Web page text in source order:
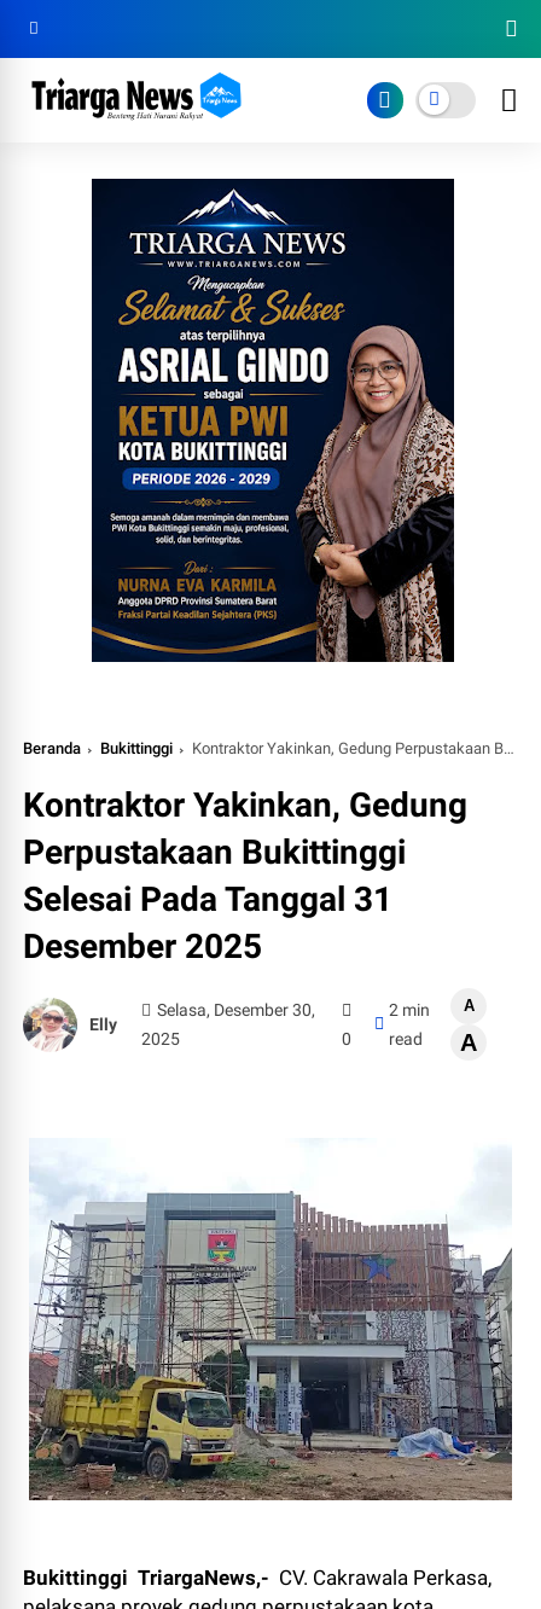
Beranda Bukittinggi Kontraktor Yakinkan, Gedung Perpustakaan Bukittinggi Selesai Pada Tanggal 31 Desember 2025
Kontraktor Yakinkan, Gedung
Perpustakaan Bukittinggi
Selesai Pada Tanggal 31
Desember 2025
Elly
Selasa, Desember 30,
2025
0
2 min
read
A
A
Bukittinggi TriargaNews,- CV. Cakrawala Perkasa,